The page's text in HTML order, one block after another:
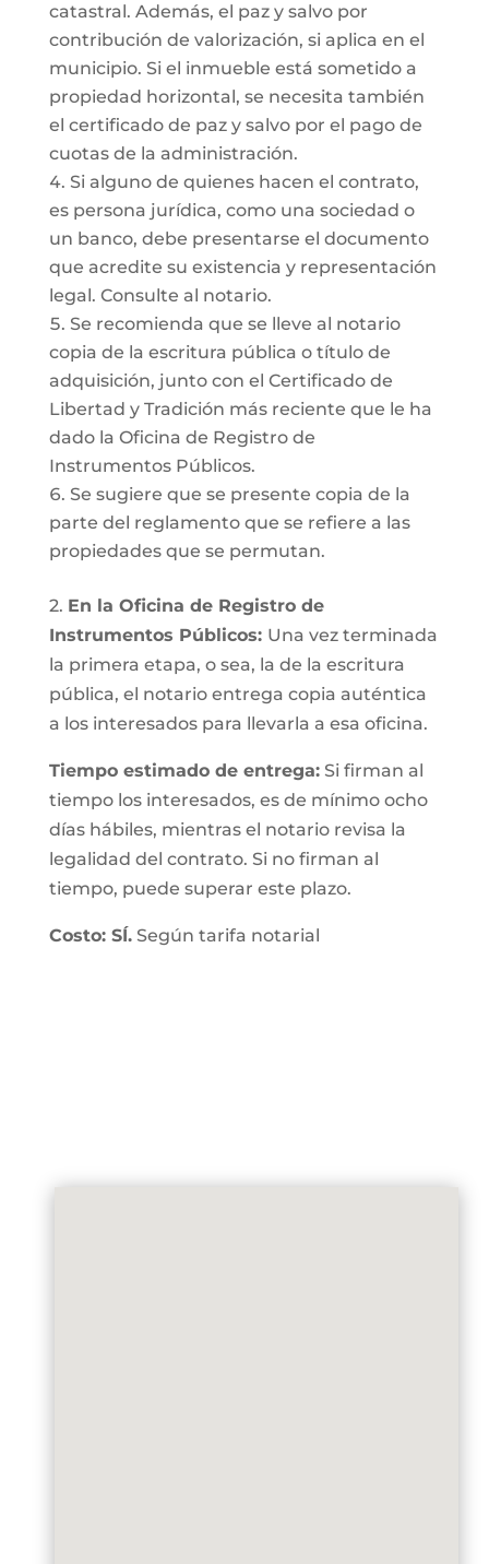
catastral. Además, el paz y salvo por
contribución de valorización, si aplica en el
municipio. Si el inmueble está sometido a
propiedad horizontal, se necesita también
el certificado de paz y salvo por el pago de
cuotas de la administración.
Si alguno de quienes hacen el contrato,
es persona jurídica, como una sociedad o
un banco, debe presentarse el documento
que acredite su existencia y representación
legal. Consulte al notario.
Se recomienda que se lleve al notario
copia de la escritura pública o título de
adquisición, junto con el Certificado de
Libertad y Tradición más reciente que le ha
dado la Oficina de Registro de
Instrumentos Públicos.
Se sugiere que se presente copia de la
parte del reglamento que se refiere a las
propiedades que se permutan.
2. En la Oficina de Registro de
Instrumentos Públicos: Una vez terminada
la primera etapa, o sea, la de la escritura
pública, el notario entrega copia auténtica
a los interesados para llevarla a esa oficina.
Tiempo estimado de entrega:Si firman al
tiempo los interesados, es de mínimo ocho
días hábiles, mientras el notario revisa la
legalidad del contrato. Si no firman al
tiempo, puede superar este plazo.
Costo: SÍ.Según tarifa notarial